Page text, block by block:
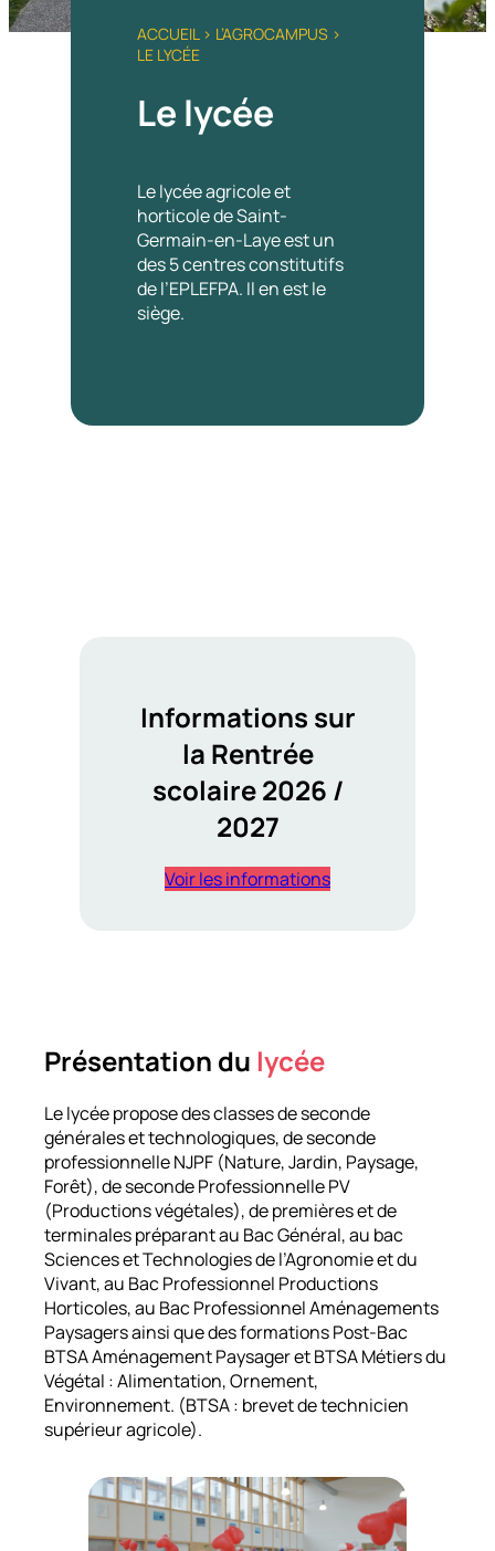
ACCUEIL > L’AGROCAMPUS >
LE LYCÉE
Le lycée
Le lycée agricole et
horticole de Saint-
Germain-en-Laye est un
des 5 centres constitutifs
de l’EPLEFPA. Il en est le
siège.
Informations sur
la Rentrée
scolaire 2026 /
2027
Voir les informations
Présentation du lycée
Le lycée propose des classes de seconde
générales et technologiques, de seconde
professionnelle NJPF (Nature, Jardin, Paysage,
Forêt), de seconde Professionnelle PV
(Productions végétales), de premières et de
terminales préparant au Bac Général, au bac
Sciences et Technologies de l’Agronomie et du
Vivant, au Bac Professionnel Productions
Horticoles, au Bac Professionnel Aménagements
Paysagers ainsi que des formations Post-Bac
BTSA Aménagement Paysager et BTSA Métiers du
Végétal : Alimentation, Ornement,
Environnement. (BTSA : brevet de technicien
supérieur agricole).